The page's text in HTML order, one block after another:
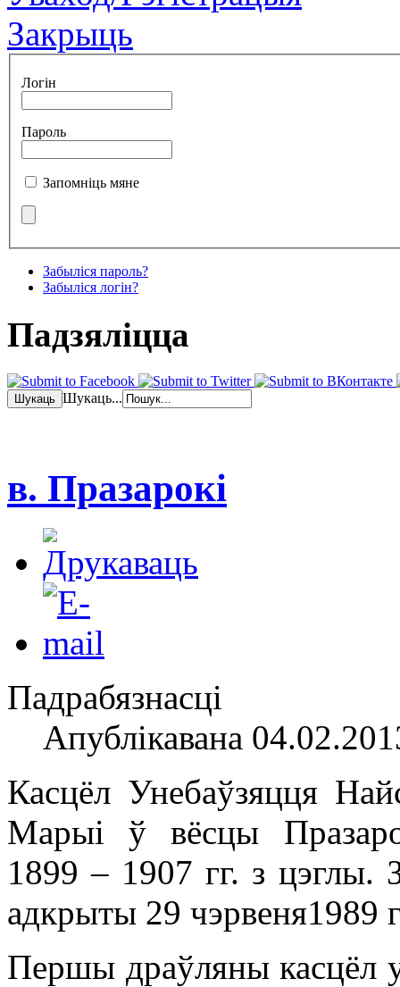
Закрыць
Логін
Пароль
Запомніць мяне
Забыліся пароль?
Забыліся логін?
Падзялiцца
Шукаць...
в. Празарокі
Падрабязнасці
Апублікавана
Касцёл Унебаўзяцця
Марыі ў вёсцы
1899 – 1907 гг. з цэглы.
адкрыты 29 чэрвеня1989
Першы драўляны касцёл